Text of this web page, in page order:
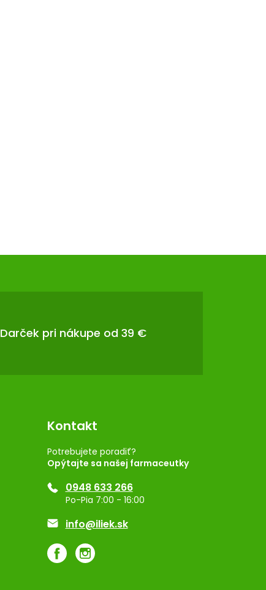
Darček pri nákupe od 39 €
Kontakt
Potrebujete poradiť?
Opýtajte sa našej farmaceutky
0948 633 266
Po-Pia 7:00 - 16:00
info@iliek.sk